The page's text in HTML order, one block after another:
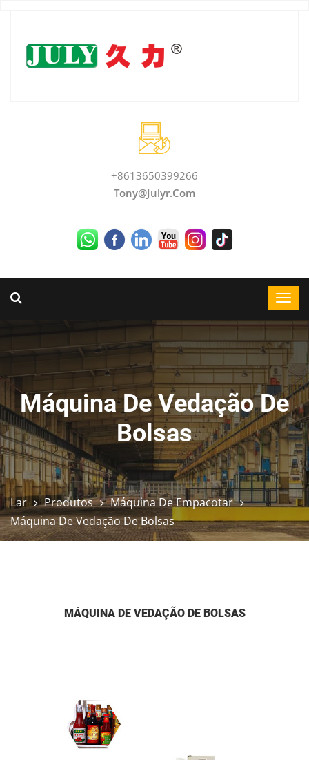
+8613650399266
Tony@julyr.com
Máquina De Vedação De
Bolsas
Lar Produtos
Máquina De Empacotar
Máquina De Vedação De Bolsas
MÁQUINA DE VEDAÇÃO DE BOLSAS